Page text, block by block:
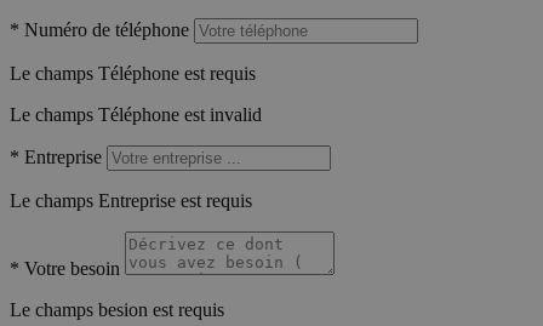
* Numéro de téléphone
Le champs Téléphone est requis
Le champs Téléphone est invalid
* Entreprise
Le champs Entreprise est requis
* Votre besoin
Le champs besion est requis